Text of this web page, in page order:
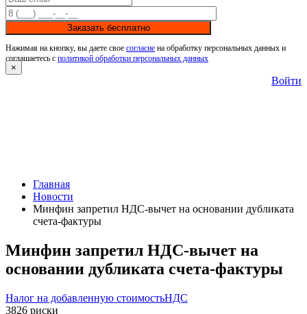
Заказать бесплатно
Нажимая на кнопку, вы даете свое согласие на обработку персональных данных и
соглашаетесь с политикой обработки персональных данных
×
Войти
Главная
Новости
Минфин запретил НДС-вычет на основании дубликата
счета-фактуры
Минфин запретил НДС-вычет на
основании дубликата счета-фактуры
Налог на добавленную стоимостьНДС
3826 риски